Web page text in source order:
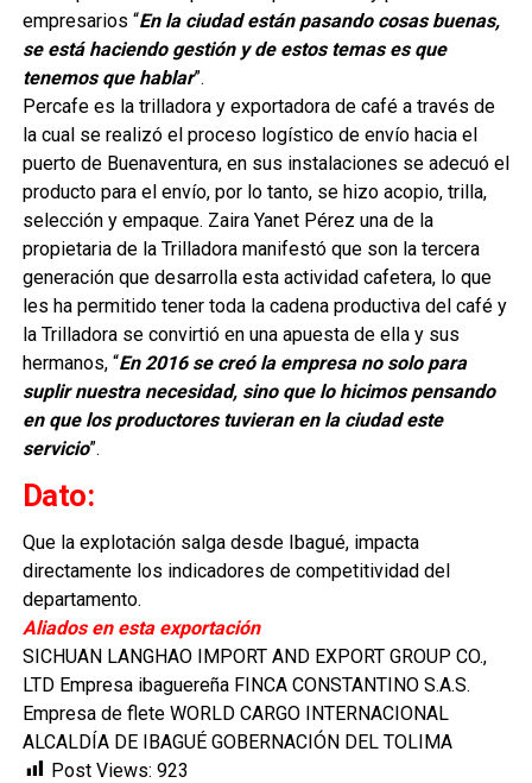
empresarios “En la ciudad están pasando cosas buenas,
se está haciendo gestión y de estos temas es que
tenemos que hablar”.
Percafe es la trilladora y exportadora de café a través de
la cual se realizó el proceso logístico de envío hacia el
puerto de Buenaventura, en sus instalaciones se adecuó el
producto para el envío, por lo tanto, se hizo acopio, trilla,
selección y empaque. Zaira Yanet Pérez una de la
propietaria de la Trilladora manifestó que son la tercera
generación que desarrolla esta actividad cafetera, lo que
les ha permitido tener toda la cadena productiva del café y
la Trilladora se convirtió en una apuesta de ella y sus
hermanos, “En 2016 se creó la empresa no solo para
suplir nuestra necesidad, sino que lo hicimos pensando
en que los productores tuvieran en la ciudad este
servicio”.
Dato:
Que la explotación salga desde Ibagué, impacta
directamente los indicadores de competitividad del
departamento.
Aliados en esta exportación
SICHUAN LANGHAO IMPORT AND EXPORT GROUP CO.,
LTD Empresa ibaguereña FINCA CONSTANTINO S.A.S.
Empresa de flete WORLD CARGO INTERNACIONAL
ALCALDÍA DE IBAGUÉ GOBERNACIÓN DEL TOLIMA
Post Views: 923